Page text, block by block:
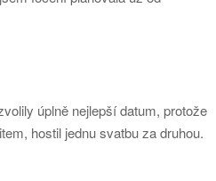
úplně nejlepší datum, protože
hostil jednu svatbu za druhou.